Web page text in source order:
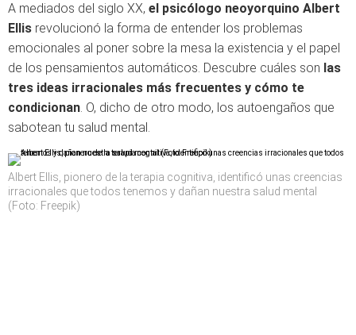
A mediados del siglo XX, el psicólogo neoyorquino Albert
Ellis revolucionó la forma de entender los problemas
emocionales al poner sobre la mesa la existencia y el papel
de los pensamientos automáticos. Descubre cuáles son las
tres ideas irracionales más frecuentes y cómo te
condicionan. O, dicho de otro modo, los autoengaños que
sabotean tu salud mental.
Albert Ellis, pionero de la terapia cognitiva, identificó unas creencias
irracionales que todos tenemos y dañan nuestra salud mental
(Foto: Freepik)